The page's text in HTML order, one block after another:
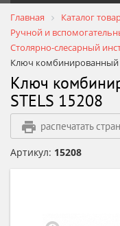
Главная
Каталог
Ручной и
Столярно-слесарный
Ключ комбинированный
Ключ
STELS 15208
распечатать
Артикул: 15208